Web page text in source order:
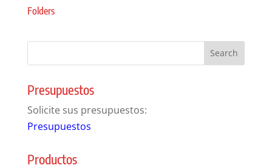
Folders
Presupuestos
Solicite sus presupuestos:
Presupuestos
Productos